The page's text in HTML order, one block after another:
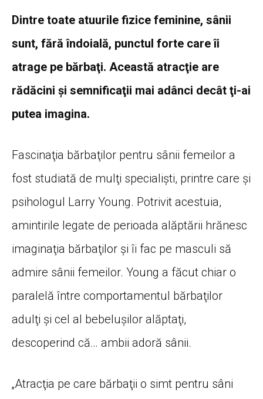
Dintre toate atuurile fizice feminine, sânii
sunt, fără îndoială, punctul forte care îi
atrage pe bărbaţi. Această atracţie are
rădăcini şi semnificaţii mai adânci decât ţi-ai
putea imagina.
Fascinaţia bărbaţilor pentru sânii femeilor a
fost studiată de mulţi specialişti, printre care şi
psihologul Larry Young. Potrivit acestuia,
amintirile legate de perioada alăptării hrănesc
imaginaţia bărbaţilor şi îi fac pe masculi să
admire sânii femeilor. Young a făcut chiar o
paralelă între comportamentul bărbaţilor
adulţi şi cel al bebeluşilor alăptaţi,
descoperind că… ambii adoră sânii.
„Atracţia pe care bărbaţii o simt pentru sâni